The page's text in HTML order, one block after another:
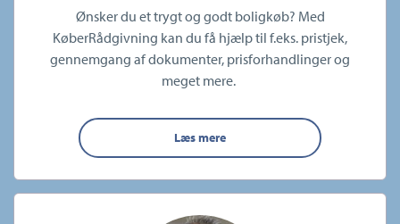
Ønsker du et trygt og godt boligkøb? Med
KøberRådgivning kan du få hjælp til f.eks. pristjek,
gennemgang af dokumenter, prisforhandlinger og
meget mere.
Læs mere